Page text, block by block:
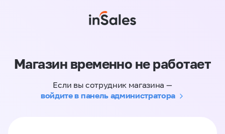
Магазин временно не работает
Если вы сотрудник магазина —
войдите в панель администратора